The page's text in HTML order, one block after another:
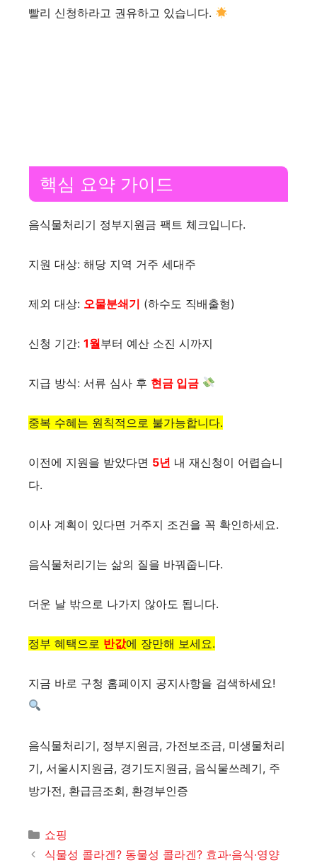
빨리 신청하라고 권유하고 있습니다.
핵심 요약 가이드
음식물처리기 정부지원금 팩트 체크입니다.
지원 대상: 해당 지역 거주 세대주
제외 대상: 오물분쇄기 (하수도 직배출형)
신청 기간: 1월부터 예산 소진 시까지
지급 방식: 서류 심사 후 현금 입금
중복 수혜는 원칙적으로 불가능합니다.
이전에 지원을 받았다면 5년 내 재신청이 어렵습니
다.
이사 계획이 있다면 거주지 조건을 꼭 확인하세요.
음식물처리기는 삶의 질을 바꿔줍니다.
더운 날 밖으로 나가지 않아도 됩니다.
정부 혜택으로 반값에 장만해 보세요.
지금 바로 구청 홈페이지 공지사항을 검색하세요!
음식물처리기, 정부지원금, 가전보조금, 미생물처리
기, 서울시지원금, 경기도지원금, 음식물쓰레기, 주
방가전, 환급금조회, 환경부인증
카
테
쇼핑
식물성 콜라겐? 동물성 콜라겐? 효과·음식·영양